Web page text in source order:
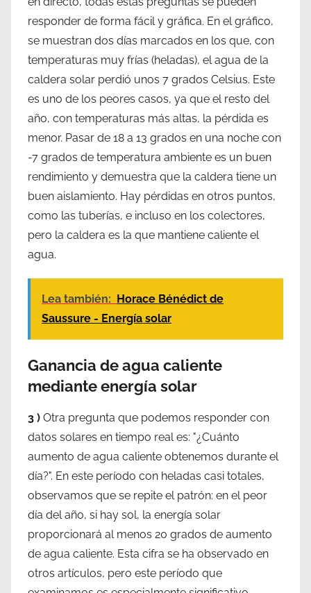
responder de forma fácil y gráfica. En el gráfico,
se muestran dos días marcados en los que, con
temperaturas muy frías (heladas), el agua de la
caldera solar perdió unos 7 grados Celsius. Este
es uno de los peores casos, ya que el resto del
año, con temperaturas más altas, la pérdida es
menor. Pasar de 18 a 13 grados en una noche con
-7 grados de temperatura ambiente es un buen
rendimiento y demuestra que la caldera tiene un
buen aislamiento. Hay pérdidas en otros puntos,
como las tuberías, e incluso en los colectores,
pero la caldera es la que mantiene caliente el
agua.
Lea también:
Horace Bénédict de
Saussure - Energía solar
Ganancia de agua caliente
mediante energía solar
3 ) Otra pregunta que podemos responder con
datos solares en tiempo real es: "¿Cuánto
aumento de agua caliente obtenemos durante el
día?". En este período con heladas casi totales,
observamos que se repite el patrón: en el peor
día del año, si hay sol, la energía solar
proporcionará al menos 20 grados de aumento
de agua caliente. Esta cifra se ha observado en
otros artículos, pero este período que